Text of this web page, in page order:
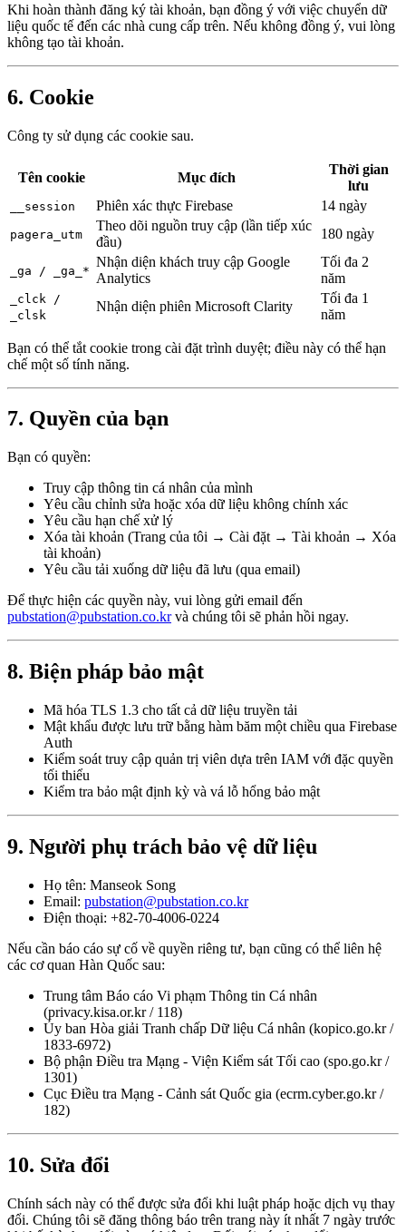
Khi hoàn thành đăng ký tài khoản, bạn đồng ý với việc chuyển dữ
liệu quốc tế đến các nhà cung cấp trên. Nếu không đồng ý, vui lòng
không tạo tài khoản.
6. Cookie
Công ty sử dụng các cookie sau.
Tên cookie Mục đích
Thời gian
lưu
__session Phiên xác thực Firebase 14 ngày
pagera_utm
Theo dõi nguồn truy cập (lần tiếp xúc
đầu)
180 ngày
_ga / _ga_*
Nhận diện khách truy cập Google
Analytics
Tối đa 2
năm
_clck /
_clsk
Nhận diện phiên Microsoft Clarity
Tối đa 1
năm
Bạn có thể tắt cookie trong cài đặt trình duyệt; điều này có thể hạn
chế một số tính năng.
7. Quyền của bạn
Bạn có quyền:
Truy cập thông tin cá nhân của mình
Yêu cầu chỉnh sửa hoặc xóa dữ liệu không chính xác
Yêu cầu hạn chế xử lý
Xóa tài khoản (Trang của tôi → Cài đặt → Tài khoản → Xóa
tài khoản)
Yêu cầu tải xuống dữ liệu đã lưu (qua email)
Để thực hiện các quyền này, vui lòng gửi email đến
pubstation@pubstation.co.krvà chúng tôi sẽ phản hồi ngay.
8. Biện pháp bảo mật
Mã hóa TLS 1.3 cho tất cả dữ liệu truyền tải
Mật khẩu được lưu trữ bằng hàm băm một chiều qua Firebase
Auth
Kiểm soát truy cập quản trị viên dựa trên IAM với đặc quyền
tối thiểu
Kiểm tra bảo mật định kỳ và vá lỗ hổng bảo mật
9. Người phụ trách bảo vệ dữ liệu
Họ tên: Manseok Song
Email: pubstation@pubstation.co.kr
Điện thoại: +82-70-4006-0224
Nếu cần báo cáo sự cố về quyền riêng tư, bạn cũng có thể liên hệ
các cơ quan Hàn Quốc sau:
Trung tâm Báo cáo Vi phạm Thông tin Cá nhân
(privacy.kisa.or.kr / 118)
Ủy ban Hòa giải Tranh chấp Dữ liệu Cá nhân (kopico.go.kr /
1833-6972)
Bộ phận Điều tra Mạng - Viện Kiểm sát Tối cao (spo.go.kr /
1301)
Cục Điều tra Mạng - Cảnh sát Quốc gia (ecrm.cyber.go.kr /
182)
10. Sửa đổi
Chính sách này có thể được sửa đổi khi luật pháp hoặc dịch vụ thay
đổi. Chúng tôi sẽ đăng thông báo trên trang này ít nhất 7 ngày trước